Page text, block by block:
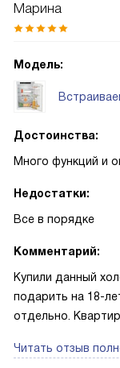
Марина
Модель:
Достоинства:
Много функций и
Недостатки:
Все в порядке
Комментарий:
Купили данный
подарить на 18-
отдельно.
это очень
Читать отзыв